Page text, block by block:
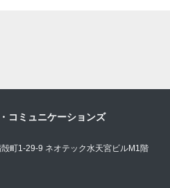
コミュニケーションズ
町1-29-9 ネオテック水天宮ビルM1階